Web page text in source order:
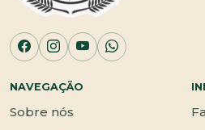
NAVEGAÇÃO
Sobre nós